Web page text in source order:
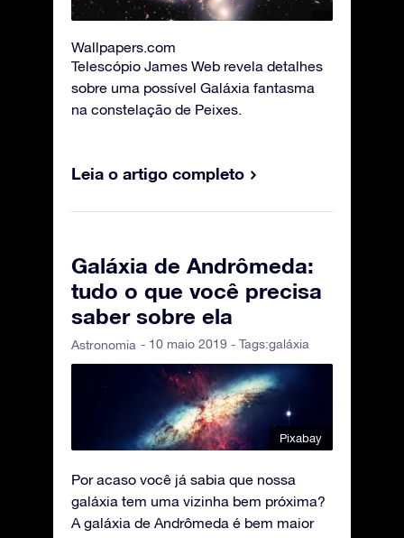
Wallpapers.com
Telescópio James Web revela detalhes
sobre uma possível Galáxia fantasma
na constelação de Peixes.
Leia o artigo completo
Galáxia de Andrômeda:
tudo o que você precisa
saber sobre ela
Astronomia - 10 maio 2019 - Tags:galáxia
Pixabay
Por acaso você já sabia que nossa
galáxia tem uma vizinha bem próxima?
A galáxia de Andrômeda é bem maior